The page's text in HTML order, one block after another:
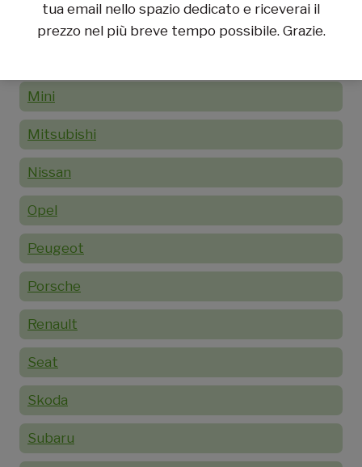
Mini
Mitsubishi
Nissan
Opel
Peugeot
Porsche
Renault
Seat
Skoda
Subaru
tua email nello spazio dedicato e riceverai il
prezzo nel più breve tempo possibile. Grazie.